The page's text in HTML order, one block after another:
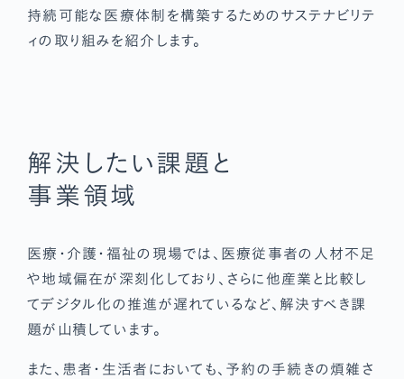
持続可能な医療体制を構築するためのサステナビリテ
ィの取り組みを紹介します。
解決したい課題と
事業領域
医療・介護・福祉の現場では、医療従事者の人材不足
や地域偏在が深刻化しており、さらに他産業と比較し
てデジタル化の推進が遅れているなど、解決すべき課
題が山積しています。
また、患者・生活者においても、予約の手続きの煩雑さ